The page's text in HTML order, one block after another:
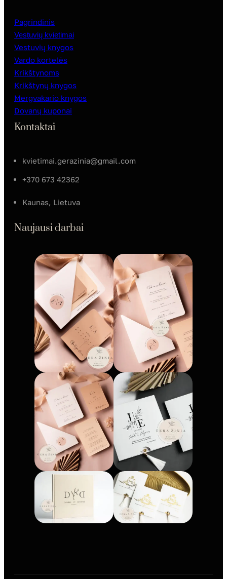
Pagrindinis
Vestuvių kvietimai
Vestuvių knygos
Vardo kortelės
Krikštynoms
Krikštynų knygos
Mergvakario knygos
Dovanų kuponai
Kontaktai
kvietimai.gerazinia@gmail.com
+370 673 42362
Kaunas, Lietuva
Naujausi darbai